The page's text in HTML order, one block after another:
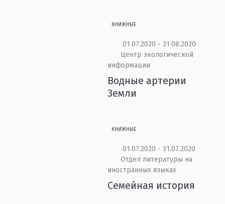
КНИЖНЫЕ
01.07.2020 - 31.08.2020
Центр экологической
информации
Водные артерии
Земли
КНИЖНЫЕ
01.07.2020 - 31.07.2020
Отдел литературы на
иностранных языках
Семейная история